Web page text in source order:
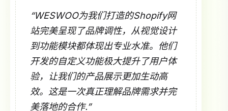
“WESWOO为我们打造的Shopify网
站完美呈现了品牌调性，从视觉设计
到功能模块都体现出专业水准。他们
开发的自定义功能极大提升了用户体
验，让我们的产品展示更加生动高
效。这是一次真正理解品牌需求并完
美落地的合作.”